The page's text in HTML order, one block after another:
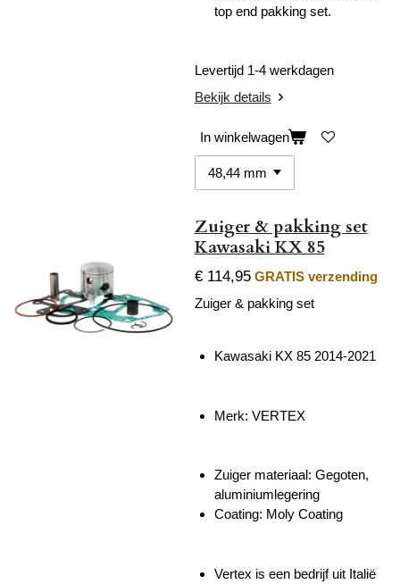
top end pakking set.
Levertijd 1-4 werkdagen
Bekijk details
In winkelwagen
Zuiger & pakking set
Kawasaki KX 85
€ 114,95 GRATIS verzending
Zuiger & pakking set
Kawasaki KX 85 2014-2021
Merk: VERTEX
Zuiger materiaal: Gegoten,
aluminiumlegering
Coating: Moly Coating
Vertex is een bedrijf uit Italië